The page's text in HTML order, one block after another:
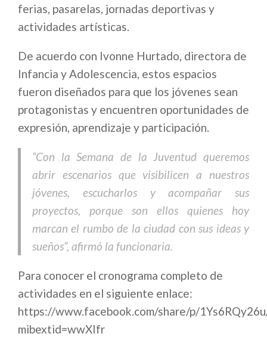
ferias, pasarelas, jornadas deportivas y
actividades artísticas.
De acuerdo con Ivonne Hurtado, directora de
Infancia y Adolescencia, estos espacios
fueron diseñados para que los jóvenes sean
protagonistas y encuentren oportunidades de
expresión, aprendizaje y participación.
“Con la Semana de la Juventud queremos
abrir escenarios que visibilicen a nuestros
jóvenes, escucharlos y acompañar sus
proyectos, porque son ellos quienes hoy
marcan el rumbo de la ciudad con sus ideas y
sueños”, afirmó la funcionaria.
Para conocer el cronograma completo de
actividades en el siguiente enlace:
https://www.facebook.com/share/p/
mibextid=wwXIfr